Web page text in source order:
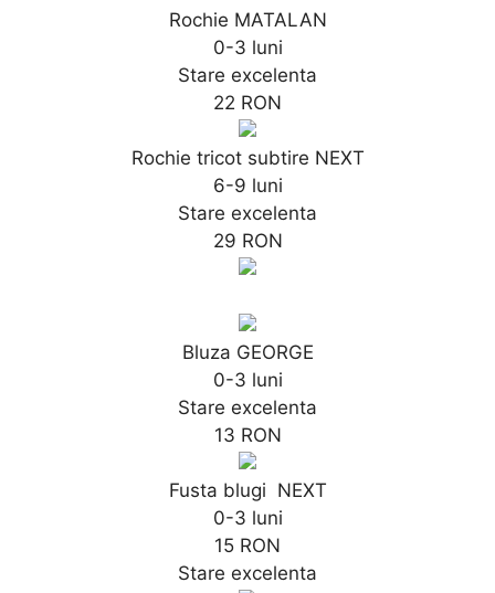
Rochie MATALAN
0-3 luni
Stare excelenta
22 RON
Rochie tricot subtire NEXT
6-9 luni
Stare excelenta
29 RON
Bluza GEORGE
0-3 luni
Stare excelenta
13 RON
Fusta blugi NEXT
0-3 luni
15 RON
Stare excelenta